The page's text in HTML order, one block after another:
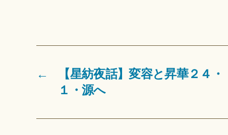
←
【星紡夜話】変容と昇華２４・
１・源へ